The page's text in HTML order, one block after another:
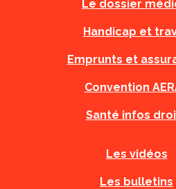
Le dossier
Handicap et
Emprunts et
Convention
Santé infos
Les vidéos
Les bulletins